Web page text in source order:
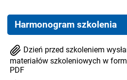
Harmonogram szkolenia
Dzień przed szkoleniem
materiałów szkoleniowych w
PDF